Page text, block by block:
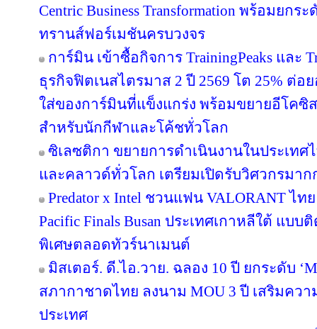
Centric Business Transformation พร้อมย
ทรานส์ฟอร์เมชันครบวงจร
การ์มิน เข้าซื้อกิจการ TrainingPeaks และ
ธุรกิจฟิตเนสไตรมาส 2 ปี 2569 โต 25% ต่
ใส่ของการ์มินที่แข็งแกร่ง พร้อมขยายอีโคซิ
สำหรับนักกีฬาและโค้ชทั่วโลก
ซิเลซติกา ขยายการดำเนินงานในประเทศ
และคลาวด์ทั่วโลก เตรียมเปิดรับวิศวกรมาก
Predator x Intel ชวนแฟน VALORANT ไ
Pacific Finals Busan ประเทศเกาหลีใต้ แ
พิเศษตลอดทัวร์นาเมนต์
มิสเตอร์. ดี.ไอ.วาย. ฉลอง 10 ปี ยกระดับ
สภากาชาดไทย ลงนาม MOU 3 ปี เสริมคว
ประเทศ